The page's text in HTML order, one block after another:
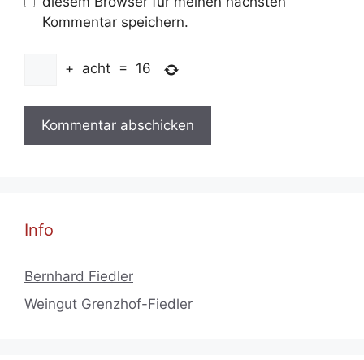
Kommentar speichern.
+ acht = 16
Info
Bernhard Fiedler
Weingut Grenzhof-Fiedler